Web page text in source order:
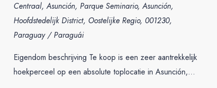
Centraal, Asunción, Parque Seminario, Asunción,
Hoofdstedelijk District, Oostelijke Regio, 001230,
Paraguay / Paraguái
Eigendom beschrijving Te koop is een zeer aantrekkelijk
hoekperceel op een absolute toplocatie in Asunción,...